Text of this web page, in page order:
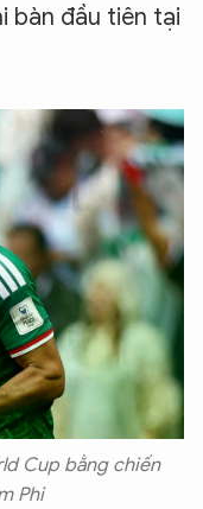
bàn đầu tiên tại
Cup bằng chiến
Phi